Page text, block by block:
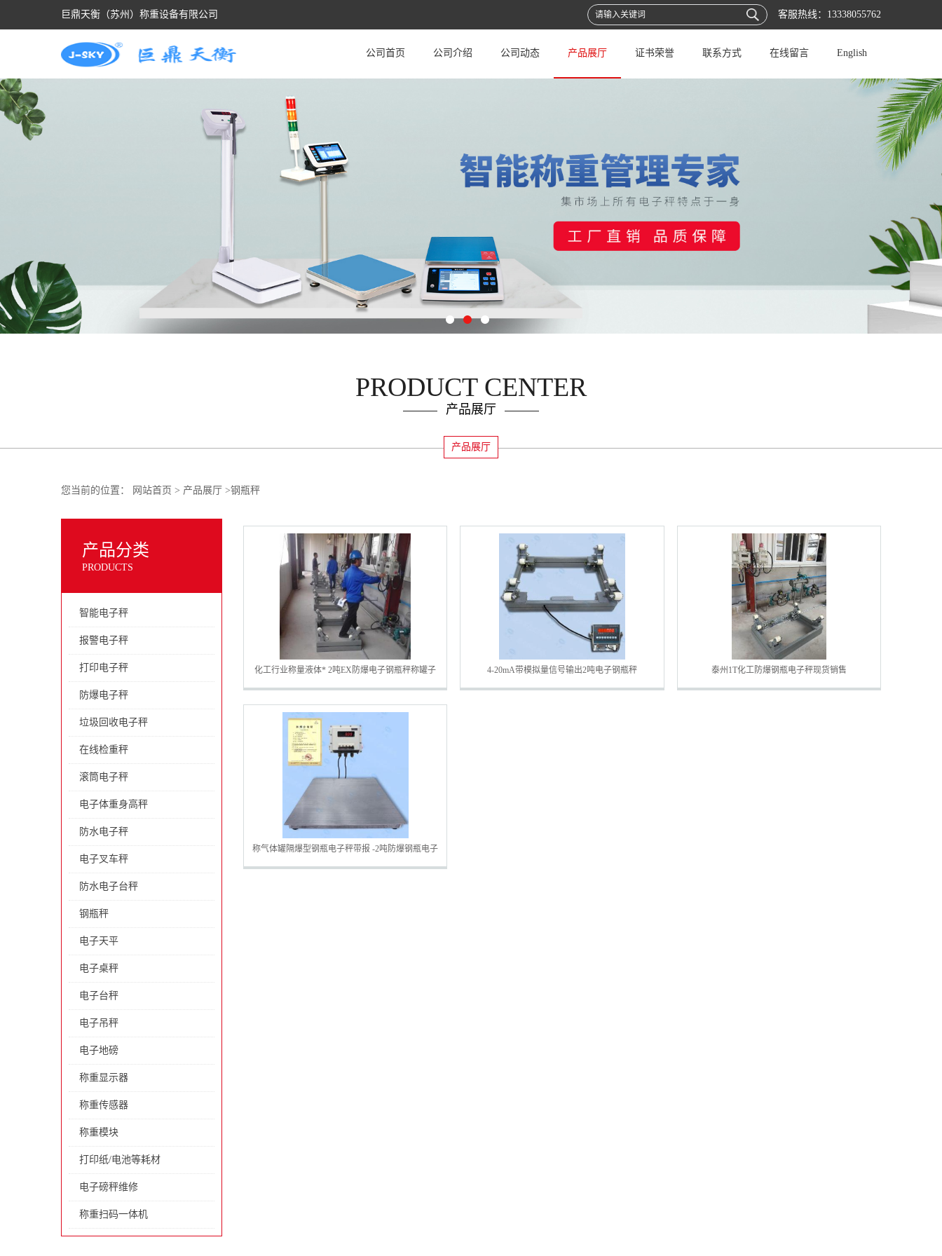
巨鼎天衡（苏州）称重设备有限公司 客服热线： 13338055762
公司首页 公司介绍 公司动态 产品展厅 证书荣誉 联系方式 在线留言 English
PRODUCT CENTER
产品展厅
产品展厅
您当前的位置： 网站首页 > 产品展厅 >钢瓶秤
产品分类
PRODUCTS
智能电子秤
报警电子秤
打印电子秤
防爆电子秤
垃圾回收电子秤
在线检重秤
滚筒电子秤
电子体重身高秤
防水电子秤
电子叉车秤
防水电子台秤
钢瓶秤
电子天平
电子桌秤
电子台秤
电子吊秤
电子地磅
称重显示器
称重传感器
称重模块
打印纸/电池等耗材
电子磅秤维修
称重扫码一体机
化工行业称量液体* 2吨EX防爆电子钢瓶秤称罐子
电子秤钢瓶秤
4-20mA带模拟量信号输出2吨电子钢瓶秤 泰州1T化工防爆钢瓶电子秤现货销售
称气体罐隔爆型钢瓶电子秤带报 -2吨防爆钢瓶电子
称带4-20MA